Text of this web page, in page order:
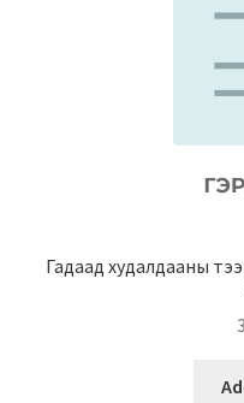
Гадаад худалдааны